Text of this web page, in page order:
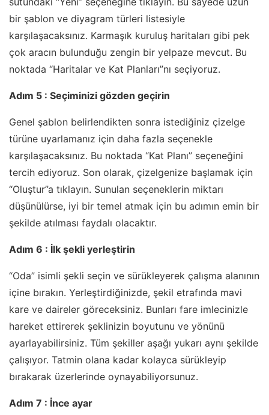
bir şablon ve diyagram türleri listesiyle
karşılaşacaksınız. Karmaşık kuruluş haritaları gibi pek
çok aracın bulunduğu zengin bir yelpaze mevcut. Bu
noktada “Haritalar ve Kat Planları”nı seçiyoruz.
Adım 5 : Seçiminizi gözden geçirin
Genel şablon belirlendikten sonra istediğiniz çizelge
türüne uyarlamanız için daha fazla seçenekle
karşılaşacaksınız. Bu noktada “Kat Planı” seçeneğini
tercih ediyoruz. Son olarak, çizelgenize başlamak için
“Oluştur”a tıklayın. Sunulan seçeneklerin miktarı
düşünülürse, iyi bir temel atmak için bu adımın emin bir
şekilde atılması faydalı olacaktır.
Adım 6 : İlk şekli yerleştirin
“Oda” isimli şekli seçin ve sürükleyerek çalışma alanının
içine bırakın. Yerleştirdiğinizde, şekil etrafında mavi
kare ve daireler göreceksiniz. Bunları fare imlecinizle
hareket ettirerek şeklinizin boyutunu ve yönünü
ayarlayabilirsiniz. Tüm şekiller aşağı yukarı aynı şekilde
çalışıyor. Tatmin olana kadar kolayca sürükleyip
bırakarak üzerlerinde oynayabiliyorsunuz.
Adım 7 : İnce ayar